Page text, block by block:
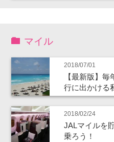
マイル
2018/07/01
【最新版】
行に出かける
2018/02/24
JALマイルを
乗ろう！